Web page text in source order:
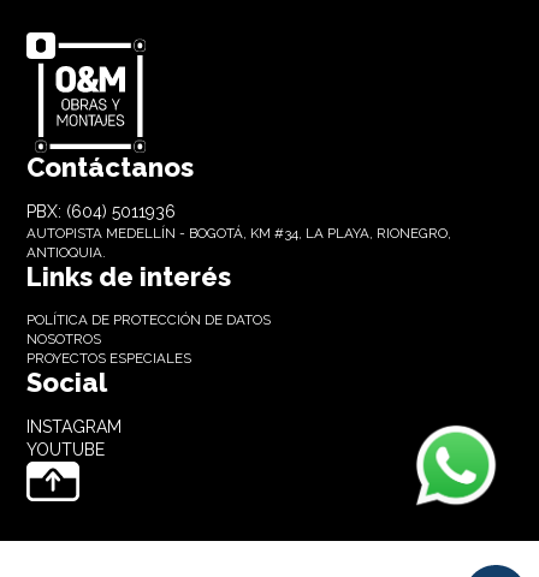
Contáctanos
PBX: (604) 5011936
AUTOPISTA MEDELLÍN - BOGOTÁ, KM #34, LA PLAYA, RIONEGRO,
ANTIOQUIA.
Links de interés
POLÍTICA DE PROTECCIÓN DE DATOS
NOSOTROS
PROYECTOS ESPECIALES
Social
INSTAGRAM
YOUTUBE